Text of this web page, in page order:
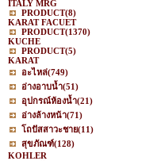
ITALY MRG
PRODUCT(8)
KARAT FACUET
PRODUCT(1370)
KUCHE
PRODUCT(5)
KARAT
อะไหล่(749)
อ่างอาบน้ำ(51)
อุปกรณ์ห้องน้ำ(21)
อ่างล้างหน้า(71)
โถปัสสาวะชาย(11)
สุขภัณฑ์(128)
KOHLER